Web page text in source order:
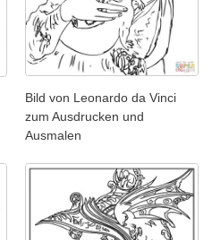
Bild von Leonardo da Vinci
zum Ausdrucken und
Ausmalen